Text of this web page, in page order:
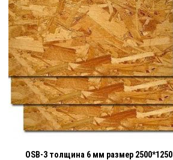
OSB-3 толщина 6 мм размер 2500*1250